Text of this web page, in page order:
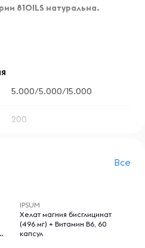
81OILS натуральна.
нефтепереработки, а
5.000/5.000/15.000
200
Все
IPSUM
Хелат магния бисглицинат
(496 мг) + Витамин B6, 60
капсул